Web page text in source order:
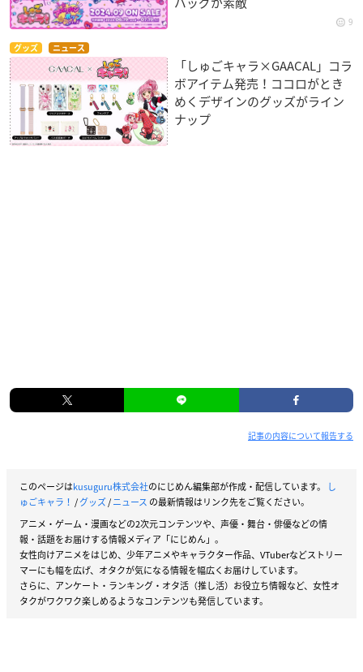
9
グッズ ニュース
「しゅごキャラ×GAACAL」コラ
ボアイテム発売！ココロがとき
めくデザインのグッズがライン
ナップ
記事の内容について報告する
このページはkusuguru株式会社のにじめん編集部が作成・配信しています。
し
ゅごキャラ！ /グッズ/ニュース の最新情報はリンク先をご覧ください。
アニメ・ゲーム・漫画などの2次元コンテンツや、声優・舞台・俳優などの情
報・話題をお届けする情報メディア「にじめん」。
女性向けアニメをはじめ、少年アニメやキャラクター作品、VTuberなどストリー
マーにも幅を広げ、オタクが気になる情報を幅広くお届けしています。
さらに、アンケート・ランキング・オタ活（推し活）お役立ち情報など、女性オ
タクがワクワク楽しめるようなコンテンツも発信しています。